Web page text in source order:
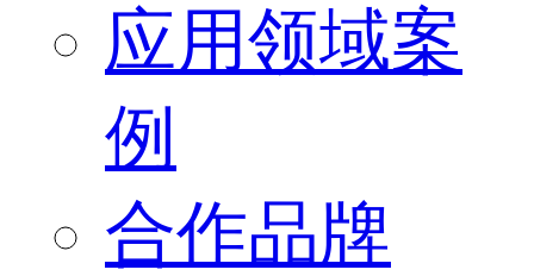
应用领域案
例
合作品牌